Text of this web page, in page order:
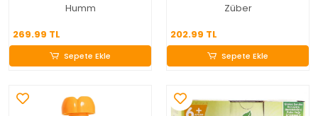
Humm
269.99 TL
269.99 TL
Sepete Ekle
Züber
202.99 TL
202.99 TL
Sepete Ekle